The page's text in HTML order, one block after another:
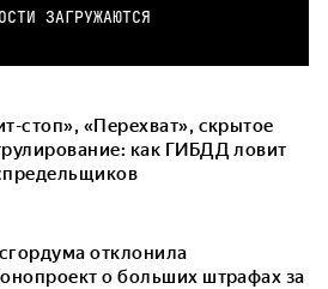
ЗАГРУЖАЮТСЯ
стоп», «Перехват», скрытое
как ГИБДД ловит
отклонила
о больших штрафах за